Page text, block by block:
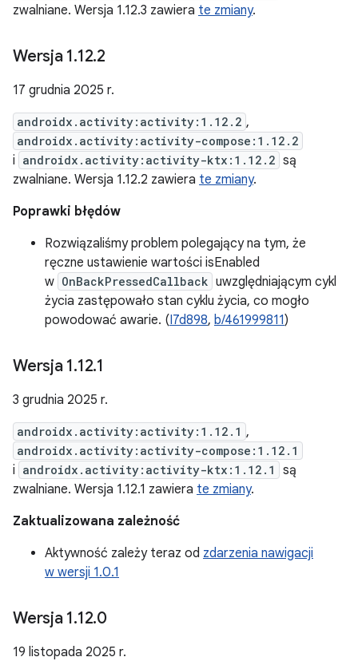
zwalniane. Wersja 1.12.3 zawiera te zmiany.
Wersja 1.12.2
17 grudnia 2025 r.
androidx.activity:activity:1.12.2 ,
androidx.activity:activity-compose:1.12.2
i androidx.activity:activity-ktx:1.12.2 są
zwalniane. Wersja 1.12.2 zawiera te zmiany.
Poprawki błędów
Rozwiązaliśmy problem polegający na tym, że
ręczne ustawienie wartości isEnabled
w OnBackPressedCallback uwzględniającym cykl
życia zastępowało stan cyklu życia, co mogło
powodować awarie. (I7d898, b/461999811)
Wersja 1.12.1
3 grudnia 2025 r.
androidx.activity:activity:1.12.1 ,
androidx.activity:activity-compose:1.12.1
i androidx.activity:activity-ktx:1.12.1
są
zwalniane. Wersja 1.12.1 zawiera te zmiany.
Zaktualizowana zależność
Aktywność zależy teraz od zdarzenia nawigacji
w wersji 1.0.1
Wersja 1.12.0
19 listopada 2025 r.